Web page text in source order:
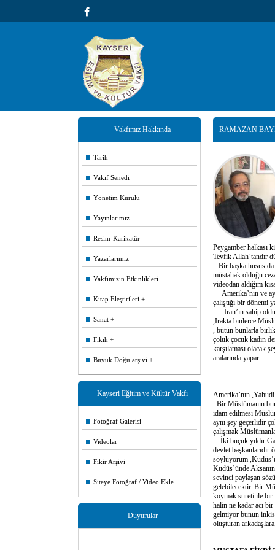
Vakfımız Hakkında
Tarih
Vakıf Senedi
Yönetim Kurulu
Yayınlarımız
Resim-Karikatür
Yazarlarımız
Vakfımızın Etkinlikleri
Kitap Eleştirileri
Sanat
Fıkıh
Büyük Doğu arşivi
Kayseri Eğitim ve Kültür Vakfı
Fotoğraf Galerisi
Videolar
Fikir Arşivi
Siteye Fotoğraf / Video Ekle
Duyurular
RAMAZAN
Peygamber halkası
Tevfik Allah’tandır
Bir başka husus da
müstahak olduğu
videodan aldığım
Amerika’nın ve
çalıştığı bir dönemi
İran’ın sahip
,Irakta binlerce
, bütün bunlarla
çoluk çocuk kadın
karşılaması olacak
aralarında yapar.
Amerika’nın
Bir Müslümanın
idam edilmesi
aynı şey geçerlidir
çalışmak
İki buçuk yıldır
devlet başkanlarıdır
söylüyorum
Kudüs’ünde
sevinci paylaşan
gelebilecektir. Bir
koymak sureti ile bir
halin ne kadar acı
gelmiyor bunun
oluşturan